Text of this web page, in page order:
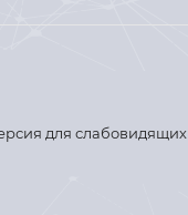
для слабовидящих